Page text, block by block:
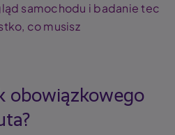
samochodu i badanie tec
co musisz
obowiązkowego